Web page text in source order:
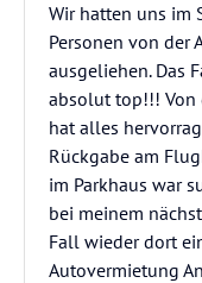
Wir hatten uns im
Personen von der
ausgeliehen. Das
absolut top!!! Von
hat alles
Rückgabe am
im Parkhaus war
bei meinem
Fall wieder dort
Autovermietung